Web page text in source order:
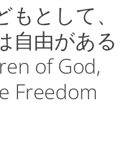
として、
自由がある
of God,
Freedom